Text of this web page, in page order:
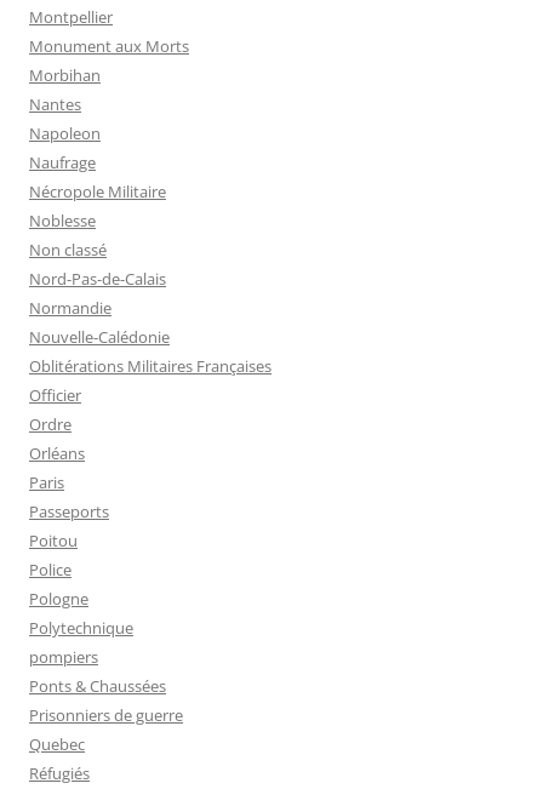
Montpellier
Monument aux Morts
Morbihan
Nantes
Napoleon
Naufrage
Nécropole Militaire
Noblesse
Non classé
Nord-Pas-de-Calais
Normandie
Nouvelle-Calédonie
Oblitérations Militaires Françaises
Officier
Ordre
Orléans
Paris
Passeports
Poitou
Police
Pologne
Polytechnique
pompiers
Ponts & Chaussées
Prisonniers de guerre
Quebec
Réfugiés